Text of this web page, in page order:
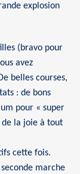
explosion
(bravo pour
avez
belles courses,
: de bons
pour « super
de la joie à tout
cette fois.
marche